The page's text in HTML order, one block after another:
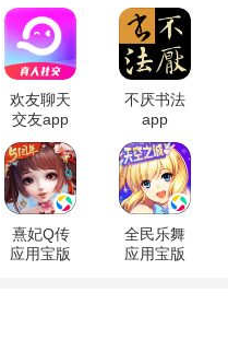
欢友聊天
交友app
不厌书法
app
熹妃Q传
应用宝版
全民乐舞
应用宝版